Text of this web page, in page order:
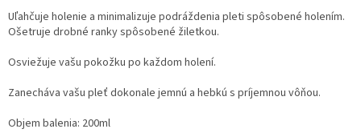
Uľahčuje holenie a minimalizuje podráždenia pleti spôsobené holením.
Ošetruje drobné ranky spôsobené žiletkou.
Osviežuje vašu pokožku po každom holení.
Zanecháva vašu pleť dokonale jemnú a hebkú s príjemnou vôňou.
Objem balenia: 200ml